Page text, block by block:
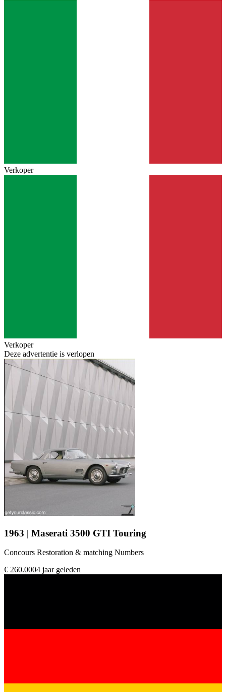
Verkoper
Verkoper
Deze advertentie is verlopen
1963 | Maserati 3500 GTI Touring
Concours Restoration & matching Numbers
€ 260.0004 jaar geleden